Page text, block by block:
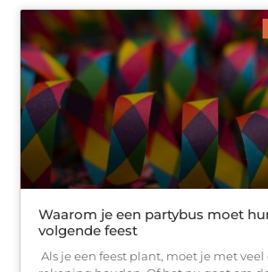
Waarom je een partybus moet
volgende feest
Als je een feest plant, moet je met